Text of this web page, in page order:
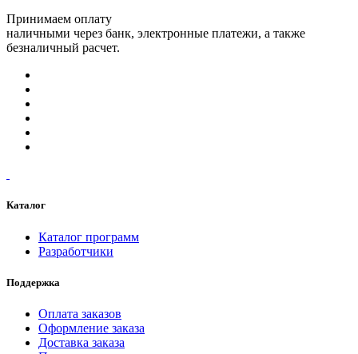
Принимаем оплату
наличными через банк, электронные платежи, а также
безналичный расчет.
Каталог
Каталог программ
Разработчики
Поддержка
Оплата заказов
Оформление заказа
Доставка заказа